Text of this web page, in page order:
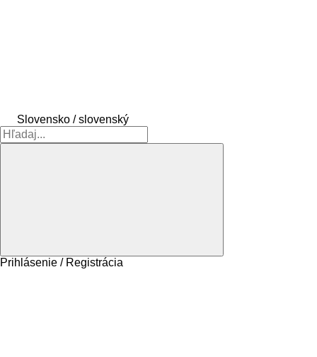
Slovensko / slovenský
Prihlásenie / Registrácia